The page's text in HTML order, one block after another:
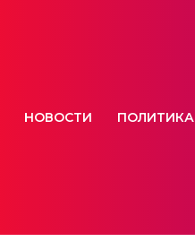
НОВОСТИ ПОЛИТИКА